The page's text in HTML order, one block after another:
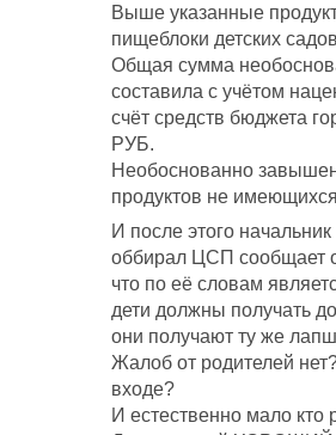
Выше указанные
пищеблоки детских
Общая сумма
составила с учётом
счёт средств
РУБ.
Необоснованно
продуктов не
И после этого
оббирал ЦСП сообщает
что по её словам
дети должны получать
они получают ту же
Жалоб от родителей
входе?
И естественно мало кто